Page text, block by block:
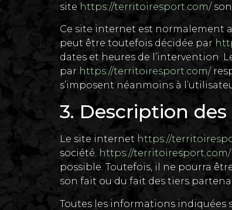
site https://territoiresport.com/
Ce site internet est normalement
peut être toutefois décidée par
dates et heures de l’intervention.
par https://territoiresport.com/
s’imposent néanmoins à
3. Description
Le site internet https://
société. https://territoiresport.com/
possible. Toutefois, il ne pourra
son fait ou du fait des tiers
Toutes les informations indiquées